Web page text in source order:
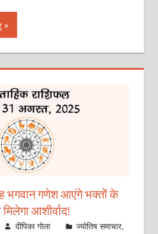
भगवान गणेश आएंगे भक्तों के
आशीर्वाद!
दीपिका गोला ज्योतिष समाचार,